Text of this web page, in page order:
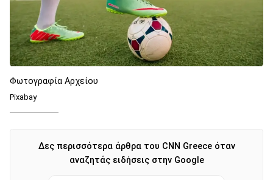
Φωτογραφία Αρχείου
Pixabay
Δες περισσότερα άρθρα του CNN Greece όταν
αναζητάς ειδήσεις στην Google